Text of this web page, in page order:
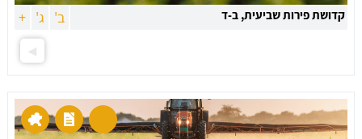
קדושת פירות שביעית, ב-ד ב' ג' +